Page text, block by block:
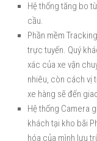
Hệ thống tăng bo
cầu.
Phần mềm
trực tuyến. Quý
xác của xe vận
nhiêu, còn cách vị
xe hàng sẽ đến
Hệ thống Camera
khách tại kho bãi
hóa của mình lưu